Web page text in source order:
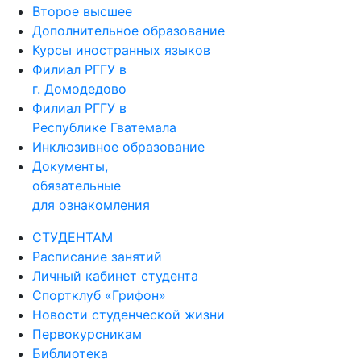
Второе высшее
Дополнительное образование
Курсы иностранных языков
Филиал РГГУ в
г. Домодедово
Филиал РГГУ в
Республике Гватемала
Инклюзивное образование
Документы,
обязательные
для ознакомления
СТУДЕНТАМ
Расписание занятий
Личный кабинет студента
Спортклуб «Грифон»
Новости студенческой жизни
Первокурсникам
Библиотека